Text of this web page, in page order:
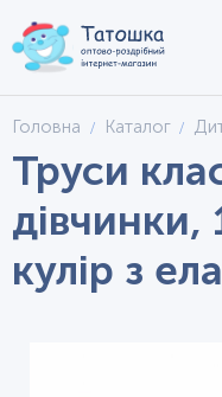
Головна Каталог
Труси
кулір з